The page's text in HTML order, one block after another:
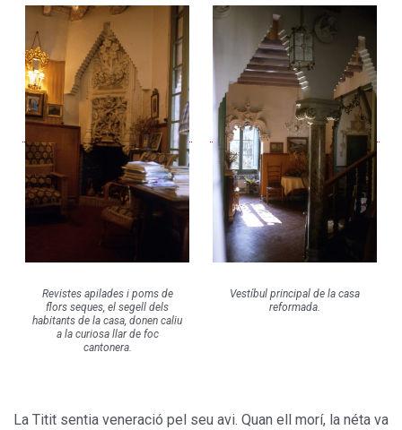
Revistes apilades i poms de
flors seques, el segell dels
habitants de la casa, donen caliu
a la curiosa llar de foc
cantonera.
Vestíbul principal de la casa
reformada.
La Titit sentia veneració pel seu avi. Quan ell morí, la néta va